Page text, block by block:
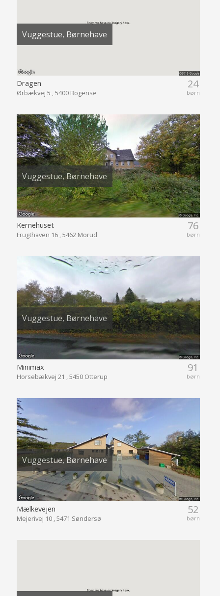
Vuggestue, Børnehave
24
børn
Dragen
Ørbækvej 5 , 5400 Bogense
Vuggestue, Børnehave
76
børn
Kernehuset
Frugthaven 16 , 5462 Morud
Vuggestue, Børnehave
91
børn
Minimax
Horsebækvej 21 , 5450 Otterup
Vuggestue, Børnehave
52
børn
Mælkevejen
Mejerivej 10 , 5471 Søndersø